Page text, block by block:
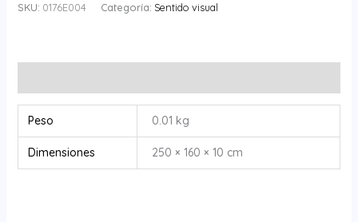
SKU: 0176E004 Categoría: Sentido visual
Peso 0.01 kg
Dimensiones 250 × 160 × 10 cm